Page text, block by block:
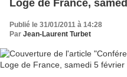
Loge de France,
Publié le 31/01/2011 à 14:28
Par Jean-Laurent Turbet